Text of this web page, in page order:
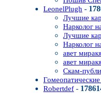
LeonelPlugh -
Лучшие
Нарколог
Лучшие
Нарколог
авет
авет
Скам-
Robertdef -